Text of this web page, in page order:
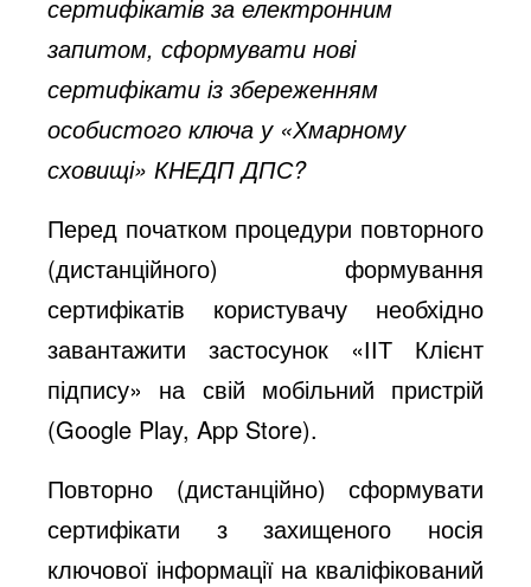
сертифікатів за електронним
запитом, сформувати нові
сертифікати із збереженням
особистого ключа у «Хмарному
сховищі» КНЕДП ДПС?
Перед початком процедури повторного
(дистанційного) формування
сертифікатів користувачу необхідно
завантажити застосунок «ІІТ Клієнт
підпису» на свій мобільний пристрій
(Google Play, App Store).
Повторно (дистанційно) сформувати
сертифікати з захищеного носія
ключової інформації на кваліфікований